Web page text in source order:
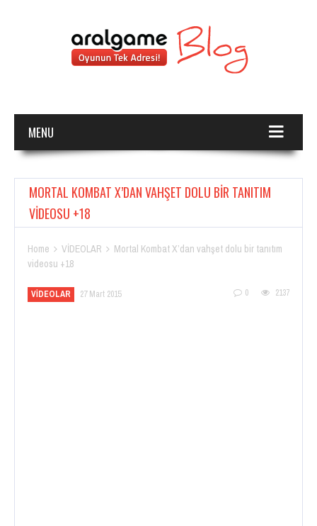
MENU
MORTAL KOMBAT X’DAN VAHŞET DOLU BIR TANITIM
VIDEOSU +18
Home  VİDEOLAR  Mortal Kombat X’dan vahşet dolu bir tanıtım
videosu +18
VİDEOLAR 27 Mart 2015 0 2137